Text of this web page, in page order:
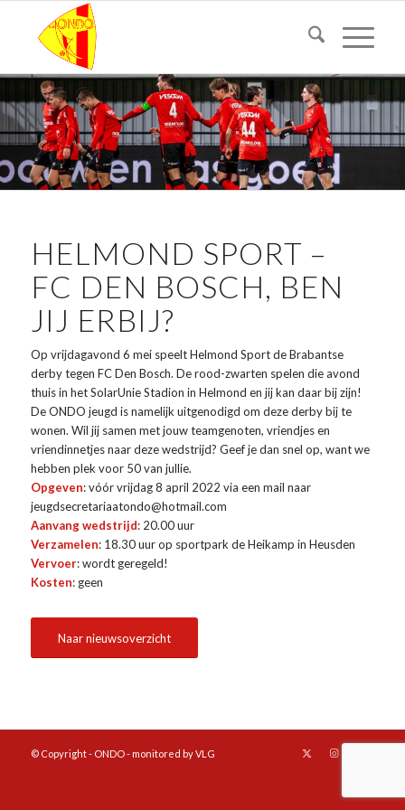
HELMOND SPORT –
FC DEN BOSCH, BEN
JIJ ERBIJ?
Op vrijdagavond 6 mei speelt Helmond Sport de Brabantse
derby tegen FC Den Bosch. De rood-zwarten spelen die avond
thuis in het SolarUnie Stadion in Helmond en jij kan daar bij zijn!
De ONDO jeugd is namelijk uitgenodigd om deze derby bij te
wonen. Wil jij samen met jouw teamgenoten, vriendjes en
vriendinnetjes naar deze wedstrijd? Geef je dan snel op, want we
hebben plek voor 50 van jullie.
Opgeven: vóór vrijdag 8 april 2022 via een mail naar
jeugdsecretariaatondo@hotmail.com
Aanvang wedstrijd: 20.00 uur
Verzamelen: 18.30 uur op sportpark de Heikamp in Heusden
Vervoer: wordt geregeld!
Kosten: geen
Naar nieuwsoverzicht
© Copyright - ONDO - monitored by VLG